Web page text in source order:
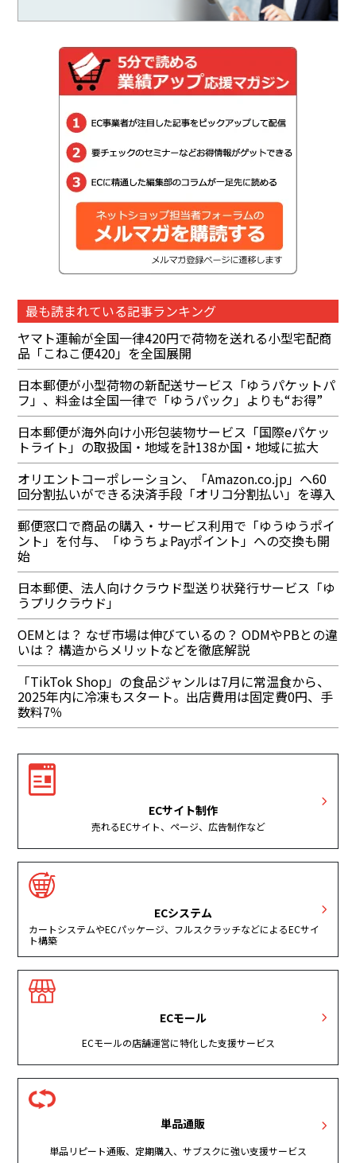
最も読まれている記事ランキング
ヤマト運輸が全国一律420円で荷物を送れる小型宅配商
品「こねこ便420」を全国展開
日本郵便が小型荷物の新配送サービス「ゆうパケットパ
フ」、料金は全国一律で「ゆうパック」よりも“お得”
日本郵便が海外向け小形包装物サービス「国際eパケッ
トライト」の取扱国・地域を計138か国・地域に拡大
オリエントコーポレーション、「Amazon.co.jp」へ60
回分割払いができる決済手段「オリコ分割払い」を導入
郵便窓口で商品の購入・サービス利用で「ゆうゆうポイ
ント」を付与、「ゆうちょPayポイント」への交換も開
始
日本郵便、法人向けクラウド型送り状発行サービス「ゆ
うプリクラウド」
OEMとは？ なぜ市場は伸びているの？ ODMやPBとの違
いは？ 構造からメリットなどを徹底解説
「TikTok Shop」の食品ジャンルは7月に常温食から、
2025年内に冷凍もスタート。出店費用は固定費0円、手
数料7％
ECサイト制作
売れるECサイト、ページ、広告制作など
ECシステム
カートシステムやECパッケージ、フルスクラッチなどによるECサイ
ト構築
ECモール
ECモールの店舗運営に特化した支援サービス
単品通販
単品リピート通販、定期購入、サブスクに強い支援サービス